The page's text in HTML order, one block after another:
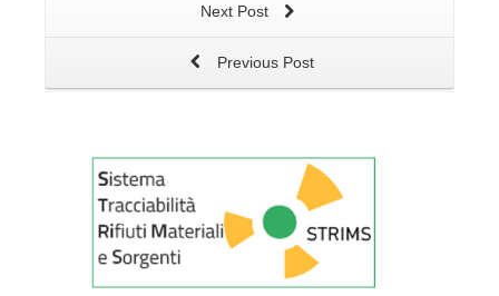
Next Post
Previous Post